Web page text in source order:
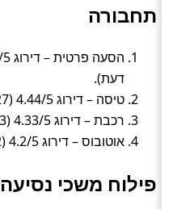
תחבורה
דעת).
טיסה – דירוג 4.44/5 (27 חוות דעת).
רכבת – דירוג 4.33/5 (49,583 חוות דעת).
אוטובוס – דירוג 4.2/5 (2,152 חוות דעת).
פילוח משכי נסיעה